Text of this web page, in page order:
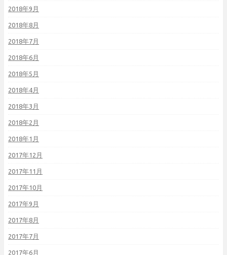
2018年9月
2018年8月
2018年7月
2018年6月
2018年5月
2018年4月
2018年3月
2018年2月
2018年1月
2017年12月
2017年11月
2017年10月
2017年9月
2017年8月
2017年7月
2017年6月